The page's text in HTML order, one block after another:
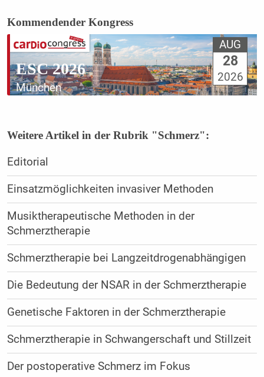
Kommendender Kongress
ESC 2026
München
AUG
28
2026
Weitere Artikel in der Rubrik "Schmerz":
Editorial
Einsatzmöglichkeiten invasiver Methoden
Musiktherapeutische Methoden in der
Schmerztherapie
Schmerztherapie bei Langzeitdrogenabhängigen
Die Bedeutung der NSAR in der Schmerztherapie
Genetische Faktoren in der Schmerztherapie
Schmerztherapie in Schwangerschaft und Stillzeit
Der postoperative Schmerz im Fokus